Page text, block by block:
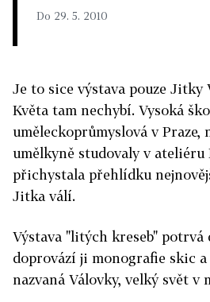
Do 29. 5. 2010
Je to sice výstava pouze Jitky
Květa tam nechybí. Vysoká
uměleckoprůmyslová v Praze,
umělkyně studovaly v ateliéru
přichystala přehlídku
Jitka válí.
Výstava "litých kreseb" potrvá
doprovází ji monografie skic a
nazvaná Válovky, velký svět v